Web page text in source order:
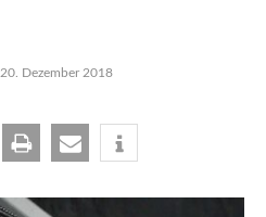
20. Dezember 2018